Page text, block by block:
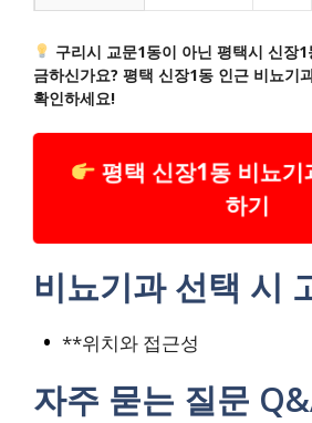
구리시 교문1동이 아닌 평택시 신장
금하신가요? 평택 신장1동 인근 비뇨기
확인하세요!
평택 신장1동 비뇨기
하기
비뇨기과 선택 시
**위치와 접근성
자주 묻는 질문